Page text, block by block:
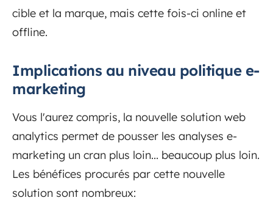
cible et la marque, mais cette fois-ci online et
offline.
Implications au niveau politique e-
marketing
Vous l'aurez compris, la nouvelle solution web
analytics permet de pousser les analyses e-
marketing un cran plus loin... beaucoup plus loin.
Les bénéfices procurés par cette nouvelle
solution sont nombreux: